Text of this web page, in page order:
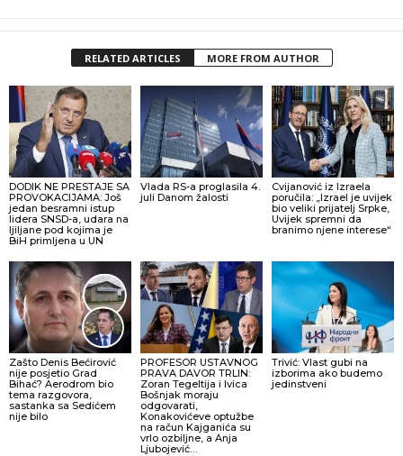
RELATED ARTICLES MORE FROM AUTHOR
DODIK NE PRESTAJE SA
PROVOKACIJAMA: Još
jedan besramni istup
lidera SNSD-a, udara na
ljiljane pod kojima je
BiH primljena u UN
Vlada RS-a proglasila 4.
juli Danom žalosti
Cvijanović iz Izraela
poručila: „Izrael je uvijek
bio veliki prijatelj Srpke,
Uvijek spremni da
branimo njene interese“
Zašto Denis Bećirović
nije posjetio Grad
Bihać? Aerodrom bio
tema razgovora,
sastanka sa Sedićem
nije bilo
PROFESOR USTAVNOG
PRAVA DAVOR TRLIN:
Zoran Tegeltija i Ivica
Bošnjak moraju
odgovarati,
Konakovićeve optužbe
na račun Kajganića su
vrlo ozbiljne, a Anja
Ljubojević…
Trivić: Vlast gubi na
izborima ako budemo
jedinstveni